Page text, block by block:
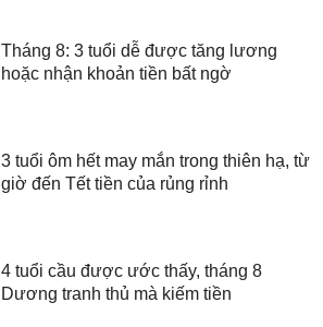
Tháng 8: 3 tuổi dễ được tăng lương
hoặc nhận khoản tiền bất ngờ
3 tuổi ôm hết may mắn trong thiên hạ, từ
giờ đến Tết tiền của rủng rỉnh
4 tuổi cầu được ước thấy, tháng 8
Dương tranh thủ mà kiếm tiền